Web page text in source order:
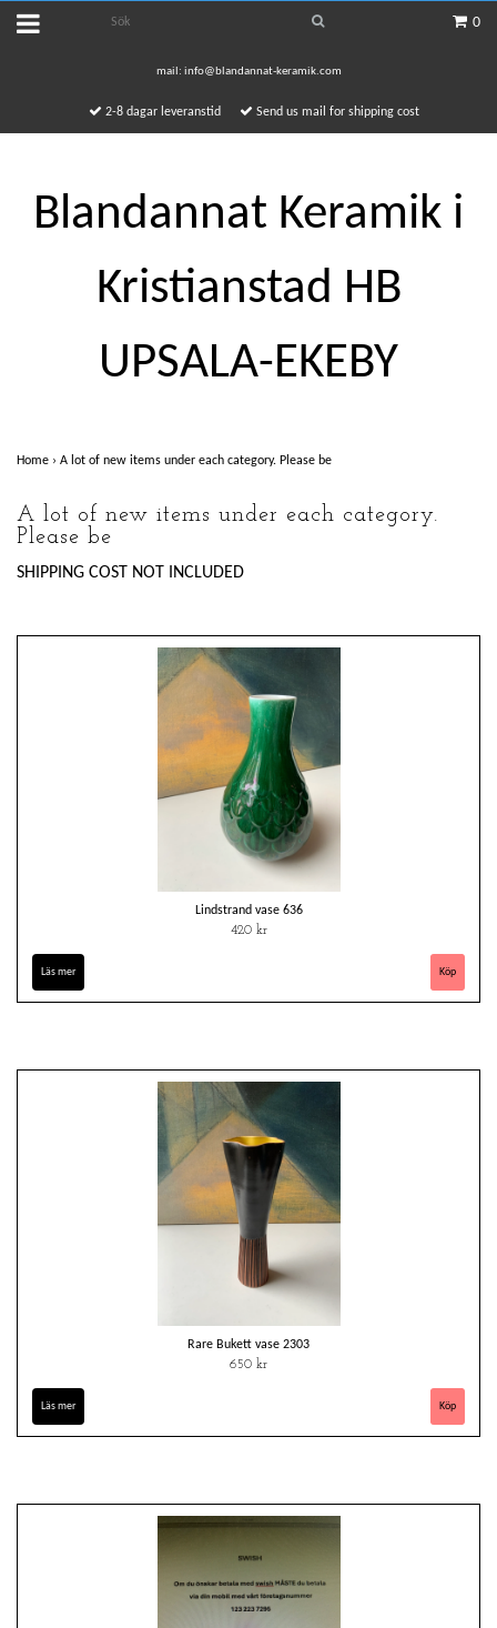
0
mail: info@blandannat-keramik.com
2-8 dagar leveranstid Send us mail for shipping cost
Blandannat Keramik i
Kristianstad HB
UPSALA-EKEBY
Home › A lot of new items under each category. Please be
A lot of new items under each category.
Please be
SHIPPING COST NOT INCLUDED
Lindstrand vase 636
420 kr
Läs mer
Rare Bukett vase 2303
650 kr
Läs mer